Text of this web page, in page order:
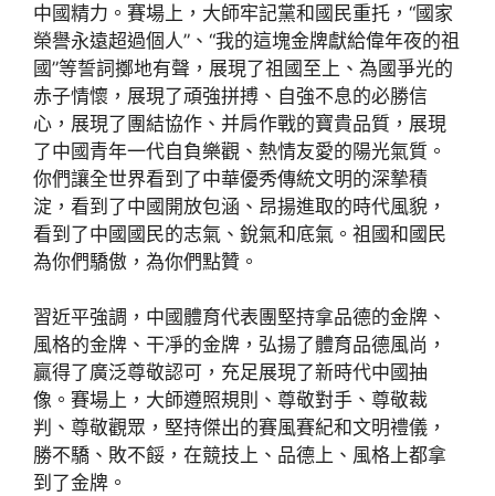
中國精力。賽場上，大師牢記黨和國民重托，“國家
榮譽永遠超過個人”、“我的這塊金牌獻給偉年夜的祖
國”等誓詞擲地有聲，展現了祖國至上、為國爭光的
赤子情懷，展現了頑強拼搏、自強不息的必勝信
心，展現了團結協作、并肩作戰的寶貴品質，展現
了中國青年一代自負樂觀、熱情友愛的陽光氣質。
你們讓全世界看到了中華優秀傳統文明的深摯積
淀，看到了中國開放包涵、昂揚進取的時代風貌，
看到了中國國民的志氣、銳氣和底氣。祖國和國民
為你們驕傲，為你們點贊。
習近平強調，中國體育代表團堅持拿品德的金牌、
風格的金牌、干凈的金牌，弘揚了體育品德風尚，
贏得了廣泛尊敬認可，充足展現了新時代中國抽
像。賽場上，大師遵照規則、尊敬對手、尊敬裁
判、尊敬觀眾，堅持傑出的賽風賽紀和文明禮儀，
勝不驕、敗不餒，在競技上、品德上、風格上都拿
到了金牌。